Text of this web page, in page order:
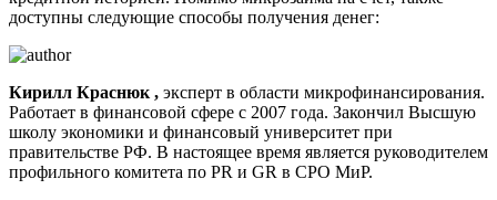
доступны следующие способы получения денег:
Кирилл Краснюк , эксперт в области микрофинансирования.
Работает в финансовой сфере с 2007 года. Закончил Высшую
школу экономики и финансовый университет при
правительстве РФ. В настоящее время является руководителем
профильного комитета по PR и GR в СРО МиР.